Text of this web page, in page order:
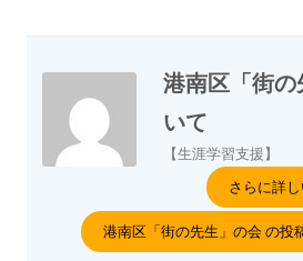
港南区「街
いて
【生涯学習支援】
さらに詳
港南区「街の先生」の会 の投